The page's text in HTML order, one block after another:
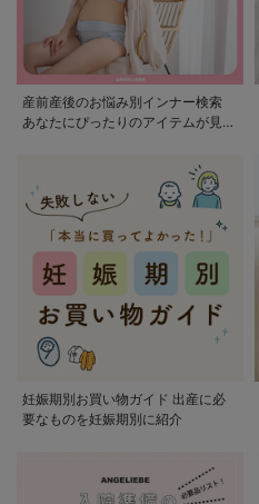
産前産後のお悩み別インナー検索
あなたにぴったりのアイテムが見つ
妊娠期別お買い物ガイド 出産に必
要なものを妊娠期別に紹介